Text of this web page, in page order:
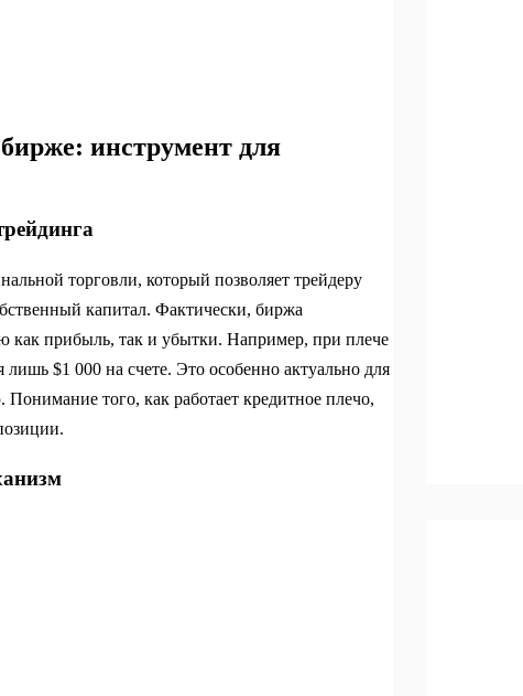
инструмент для
торговли, который позволяет трейдеру
капитал. Фактически, биржа
как прибыль, так и убытки. Например, при плече
$1 000 на счете. Это особенно актуально для
того, как работает кредитное плечо,